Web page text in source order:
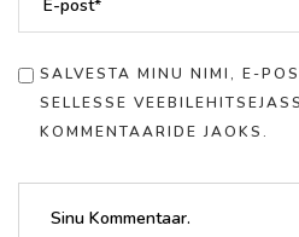
SALVESTA MINU NIMI, E-
SELLESSE
KOMMENTAARIDE JAOKS.